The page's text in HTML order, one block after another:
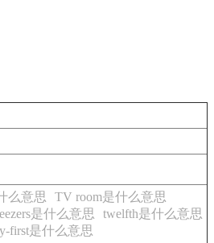
么意思
TV room是什么意思
是什么意思
twelfth是什么意思
first是什么意思